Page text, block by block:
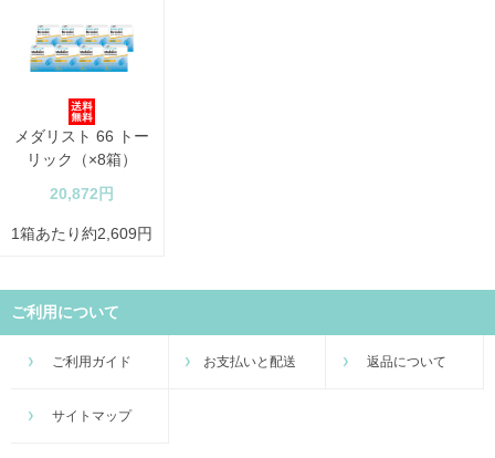
メダリスト 66 トー
リック（×8箱）
20,872円
1箱あたり約2,609円
ご利用について
ご利用ガイド お支払いと配送 返品について
サイトマップ